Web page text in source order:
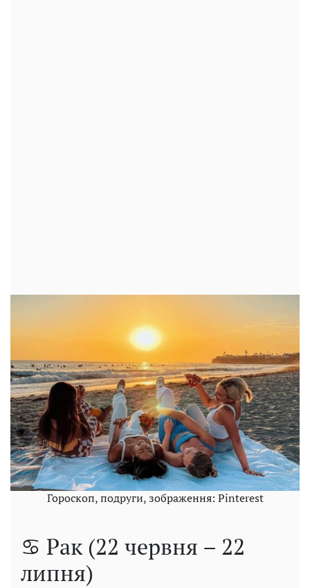
Гороскоп, подруги, зображення: Pinterest
♋ Рак (22 червня – 22
липня)